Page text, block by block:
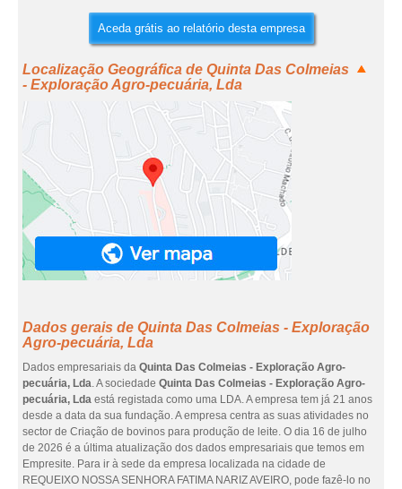
Aceda grátis ao relatório desta empresa
Localização Geográfica de Quinta Das Colmeias
- Exploração Agro-pecuária, Lda
Dados gerais de Quinta Das Colmeias - Exploração
Agro-pecuária, Lda
Dados empresariais da Quinta Das Colmeias - Exploração Agro-
pecuária, Lda. A sociedade Quinta Das Colmeias - Exploração Agro-
pecuária, Lda está registada como uma LDA. A empresa tem já 21 anos
desde a data da sua fundação. A empresa centra as suas atividades no
sector de Criação de bovinos para produção de leite. O dia 16 de julho
de 2026 é a última atualização dos dados empresariais que temos em
Empresite. Para ir à sede da empresa localizada na cidade de
REQUEIXO NOSSA SENHORA FATIMA NARIZ AVEIRO, pode fazê-lo no